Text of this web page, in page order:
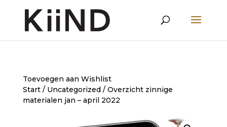
Toevoegen aan Wishlist
Start/ Uncategorized/ Overzicht zinnige
materialen jan – april 2022